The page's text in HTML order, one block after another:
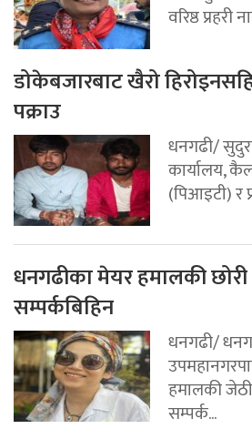
वरिष्ठ प्रहरी
डोकेबजारबाट खैरो
पक्राउ
धनगढी/
कार्यालय,
(पिआइटी) र
धनगढीका मेयर हमालकी
सम्पर्कबिहिन
धनगढी/
हमालकी
सम्पर्क...